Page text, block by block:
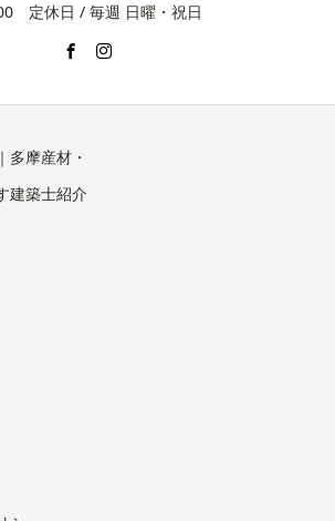
定休日 / 毎週 日曜・祝日
多摩産材・
建築士紹介